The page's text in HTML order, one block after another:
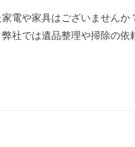
や家具はございませんか
社では遺品整理や掃除の